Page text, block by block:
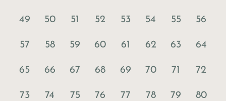
49 50 51 52 53 54 55 56
57 58 59 60 61 62 63 64
65 66 67 68 69 70 71 72
73 74 75 76 77 78 79 80